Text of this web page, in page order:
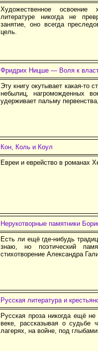
Художественное освоение
литературе никогда не
занятие, оно всегда
цель.
Фридрих Ницше — Воля к
Эту книгу окутывает какая-то
небылиц, нагроможденных
удерживает пальму
Кон, Коль и Коул
Евреи и еврейство в романах
Нерукотворные памятники
Есть ли ещё где-нибудь
знаю, но поэтический
стихотворение Александра
Русская литература и
Русская проза никогда ещё
веке, рассказывая о судьбе
лагерях, на войне, под